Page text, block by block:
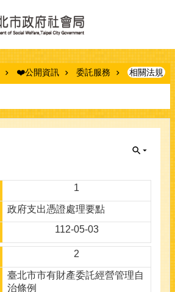
❤️公開資訊 委託服務 相關法規
1
政府支出憑證處理要點
112-05-03
2
臺北市市有財產委託經營管理自
治條例